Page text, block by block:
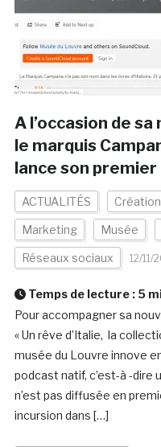
A l’occasion de
le marquis
lance son
ACTUALITÉS
Marketing Musée
Réseaux sociaux 12/11/
Temps de lecture : 5
Pour accompagner sa
« Un rêve d’Italie, la
musée du Louvre innove
podcast natif, c’est-à -dire
n’est pas diffusée en
incursion dans […]